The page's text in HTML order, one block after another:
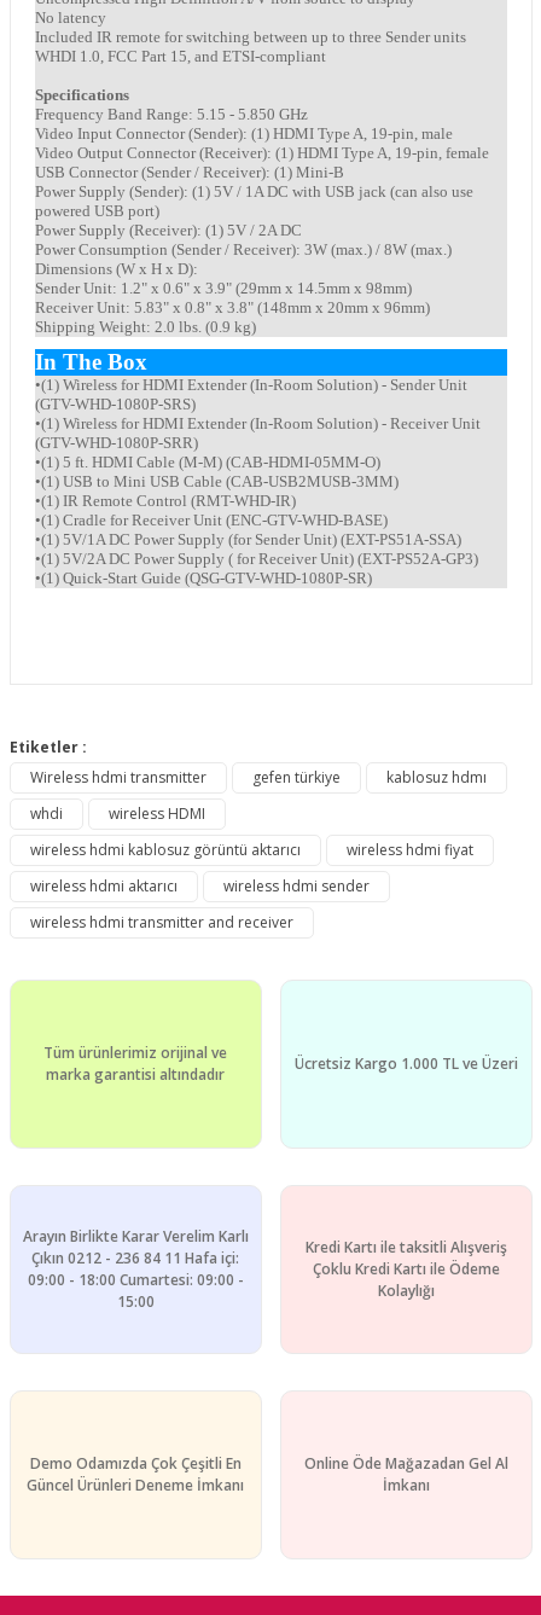
No latency
Included IR remote for switching between up to three Sender units
WHDI 1.0, FCC Part 15, and ETSI-compliant
Specifications
Frequency Band Range: 5.15 - 5.850 GHz
Video Input Connector (Sender): (1) HDMI Type A, 19-pin, male
Video Output Connector (Receiver): (1) HDMI Type A, 19-pin, female
USB Connector (Sender / Receiver): (1) Mini-B
Power Supply (Sender): (1) 5V / 1A DC with USB jack (can also use
powered USB port)
Power Supply (Receiver): (1) 5V / 2A DC
Power Consumption (Sender / Receiver): 3W (max.) / 8W (max.)
Dimensions (W x H x D):
Sender Unit: 1.2" x 0.6" x 3.9" (29mm x 14.5mm x 98mm)
Receiver Unit: 5.83" x 0.8" x 3.8" (148mm x 20mm x 96mm)
Shipping Weight: 2.0 lbs. (0.9 kg)
In The Box
•(1) Wireless for HDMI Extender (In-Room Solution) - Sender Unit
(GTV-WHD-1080P-SRS)
•(1) Wireless for HDMI Extender (In-Room Solution) - Receiver Unit
(GTV-WHD-1080P-SRR)
•(1) 5 ft. HDMI Cable (M-M) (CAB-HDMI-05MM-O)
•(1) USB to Mini USB Cable (CAB-USB2MUSB-3MM)
•(1) IR Remote Control (RMT-WHD-IR)
•(1) Cradle for Receiver Unit (ENC-GTV-WHD-BASE)
•(1) 5V/1A DC Power Supply (for Sender Unit) (EXT-PS51A-SSA)
•(1) 5V/2A DC Power Supply ( for Receiver Unit) (EXT-PS52A-GP3)
•(1) Quick-Start Guide (QSG-GTV-WHD-1080P-SR)
konularda yetersiz gördüğünüz noktaları öneri formunu
Görüş ve önerileriniz için teşekkür ederiz.
Ürün resmi kalitesiz, bozuk veya görüntülenemiyor.
Ürün açıklamasında eksik bilgiler bulunuyor.
Ürün bilgilerinde hatalar bulunuyor.
Bu ürüne benzer farklı alternatifler olmalı.
Gönder
Etiketler :
Wireless hdmi transmitter
gefen türkiye
kablosuz hdmı
whdi
wireless HDMI
wireless hdmi kablosuz görüntü aktarıcı
wireless hdmi fiyat
wireless hdmi aktarıcı
wireless hdmi sender
wireless hdmi transmitter and receiver
Tüm ürünlerimiz orijinal ve
marka garantisi altındadır
Ücretsiz Kargo 1.000 TL ve Üzeri
Arayın Birlikte Karar Verelim Karlı
Çıkın 0212 - 236 84 11 Hafa içi:
09:00 - 18:00 Cumartesi: 09:00 -
15:00
Kredi Kartı ile taksitli Alışveriş
Çoklu Kredi Kartı ile Ödeme
Kolaylığı
Demo Odamızda Çok Çeşitli En
Güncel Ürünleri Deneme İmkanı
Online Öde Mağazadan Gel Al
İmkanı